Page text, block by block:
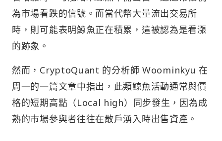
為市場看跌的信號。而當代幣大量流出交易所
時，則可能表明鯨魚正在積累，這被認為是看漲
的跡象。
然而，CryptoQuant 的分析師 Woominkyu 在
周一的一篇文章中指出，此類鯨魚活動通常與價
格的短期高點（Local high）同步發生，因為成
熟的市場參與者往往在散戶湧入時出售資產。